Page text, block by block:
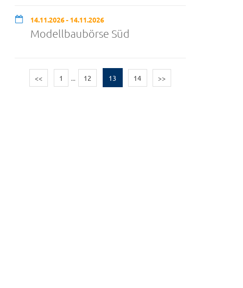
14.11.2026 - 14.11.2026
Modellbaubörse Süd
<< 1 ... 12 13 14 >>